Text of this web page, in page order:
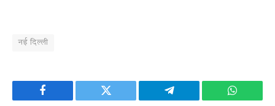
नई दिल्ली
Facebook Twitter Telegram